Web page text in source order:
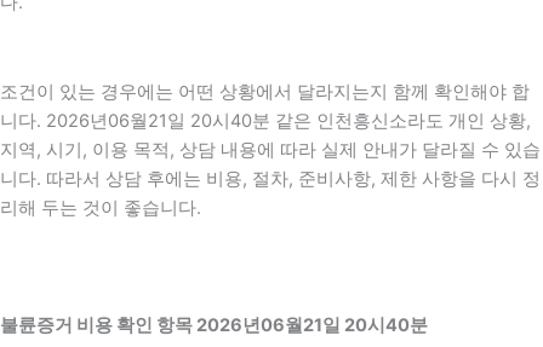
조건이 있는 경우에는 어떤 상황에서 달라지는지 함께 확인해야 합
니다. 2026년06월21일 20시40분 같은 인천흥신소라도 개인 상황,
지역, 시기, 이용 목적, 상담 내용에 따라 실제 안내가 달라질 수 있습
니다. 따라서 상담 후에는 비용, 절차, 준비사항, 제한 사항을 다시 정
리해 두는 것이 좋습니다.
불륜증거 비용 확인 항목 2026년06월21일 20시40분